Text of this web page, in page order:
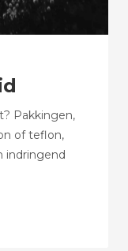
Pakkingen,
of teflon,
indringend